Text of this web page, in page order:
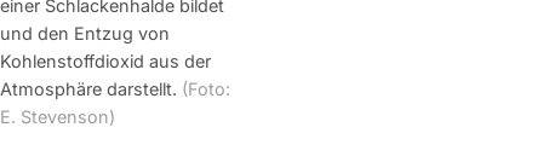
einer Schlackenhalde bildet
und den Entzug von
Kohlenstoffdioxid aus der
Atmosphäre darstellt. (Foto:
E. Stevenson)